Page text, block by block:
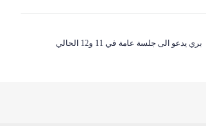
بري يدعو الى جلسة عامة في 11 و12 الحالي